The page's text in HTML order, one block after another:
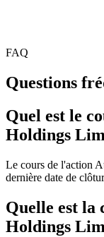
FAQ
Questions
Quel est le
Holdings
Le cours de l'action
dernière date de
Quelle est la
Holdings